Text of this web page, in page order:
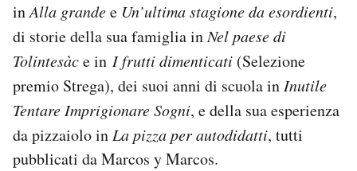
inAlla grandee Un’ultima stagione da esordienti,
di storie della sua famiglia inNel paese di
Tolintesàce in I frutti dimenticati (Selezione
premio Strega), dei suoi anni di scuola inInutile
Tentare Imprigionare Sogni, e della sua esperienza
da pizzaiolo inLa pizza per autodidatti, tutti
pubblicati da Marcos y Marcos.